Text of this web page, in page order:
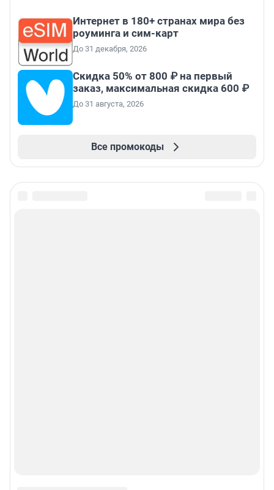
Интернет в 180+ странах мира без
роуминга и сим-карт
До 31 декабря, 2026
Скидка 50% от 800 ₽ на первый
заказ, максимальная скидка 600 ₽
До 31 августа, 2026
Все промокоды